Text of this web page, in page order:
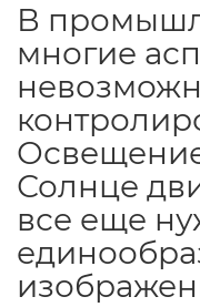
В
многие
Солнце
все еще